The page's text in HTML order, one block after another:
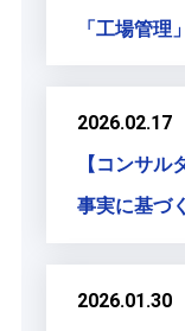
「工場管理
2026.02.17
【コンサル
事実に基づ
2026.01.30